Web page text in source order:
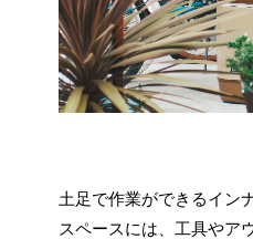
土足で作業ができるイン
スペースには、工具やア